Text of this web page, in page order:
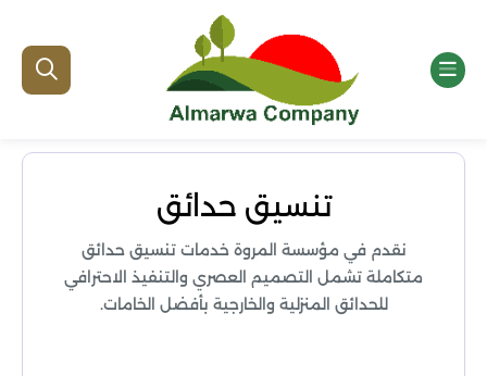
تنسيق حدائق
نقدم في مؤسسة المروة خدمات تنسيق حدائق
متكاملة تشمل التصميم العصري والتنفيذ الاحترافي
للحدائق المنزلية والخارجية بأفضل الخامات.